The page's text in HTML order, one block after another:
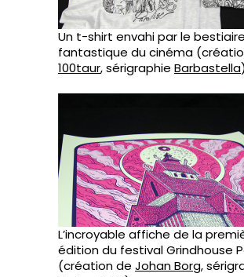
Un t-shirt envahi par le
fantastique du cinéma
100taur, sérigraphie Barbastella)
L’incroyable affiche de la
édition du festival Grindhouse
(création de Johan Borg,